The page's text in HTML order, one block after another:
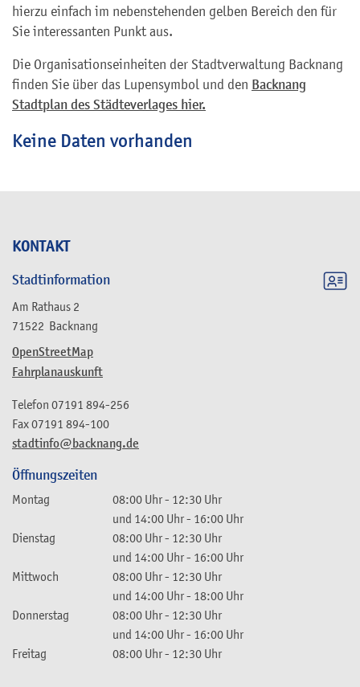
KONTAKT
Stadtinformation
Am Rathaus 2
71522 Backnang
OpenStreetMap
Fahrplanauskunft
stadtinfo@backnang.de
Telefon 07191 894-256
Fax07191 894-100
Öffnungszeiten
Montag 08:00 Uhr- 12:30 Uhr
und 14:00 Uhr- 16:00 Uhr
Dienstag
08:00 Uhr- 12:30 Uhr
und 14:00 Uhr- 16:00 Uhr
Mittwoch
08:00 Uhr- 12:30 Uhr
und 14:00 Uhr- 18:00 Uhr
Donnerstag
08:00 Uhr- 12:30 Uhr
und 14:00 Uhr- 16:00 Uhr
Freitag
08:00 Uhr- 12:30 Uhr
hierzu einfach im nebenstehenden gelben Bereich den für
Sie interessanten Punkt aus.
Die Organisationseinheiten der Stadtverwaltung Backnang
finden Sie über das Lupensymbol und den Backnang
Stadtplan des Städteverlages hier.
Keine Daten vorhanden